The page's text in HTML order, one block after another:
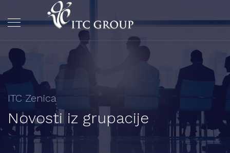
ITC Zenica
Novosti iz grupacije